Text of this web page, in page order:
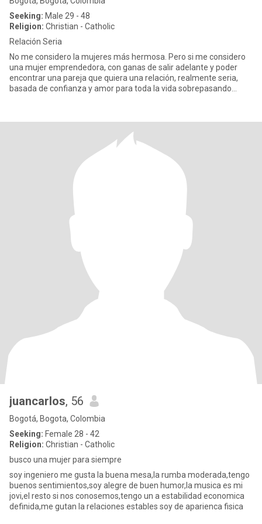
Seeking: Male 29 - 48
Religion: Christian - Catholic
Relación Seria
No me considero la mujeres más hermosa. Pero si me considero
una mujer emprendedora, con ganas de salir adelante y poder
encontrar una pareja que quiera una relación, realmente seria,
basada de confianza y amor para toda la vida sobrepasando
juancarlos, 56
Bogotá, Bogota, Colombia
Seeking: Female 28 - 42
Religion: Christian - Catholic
busco una mujer para siempre
soy ingeniero me gusta la buena mesa,la rumba moderada,tengo
buenos sentimientos,soy alegre de buen humor,la musica es mi
jovi,el resto si nos conosemos,tengo un a estabilidad economica
definida,me gutan la relaciones estables soy de aparienca fisica